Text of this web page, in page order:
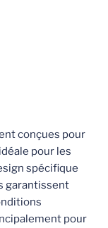
conçues pour
pour les
spécifique
garantissent
pour